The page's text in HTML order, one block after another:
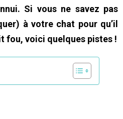
Si vous ne savez pas
à votre chat pour qu’il
fou, voici quelques pistes !